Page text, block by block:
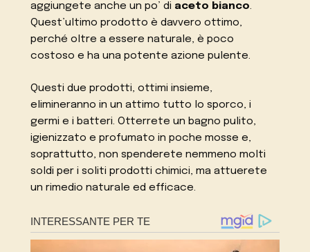
aggiungete anche un po’ di aceto bianco.
Quest’ultimo prodotto è davvero ottimo,
perché oltre a essere naturale, è poco
costoso e ha una potente azione pulente.
Questi due prodotti, ottimi insieme,
elimineranno in un attimo tutto lo sporco, i
germi e i batteri. Otterrete un bagno pulito,
igienizzato e profumato in poche mosse e,
soprattutto, non spenderete nemmeno molti
soldi per i soliti prodotti chimici, ma attuerete
un rimedio naturale ed efficace.